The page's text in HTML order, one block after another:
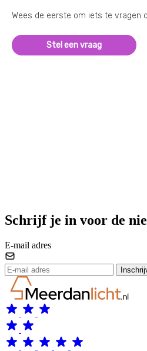
Wees de eerste om iets te vragen
Stel een vraag
Schrijf je in voor de
E-mail adres